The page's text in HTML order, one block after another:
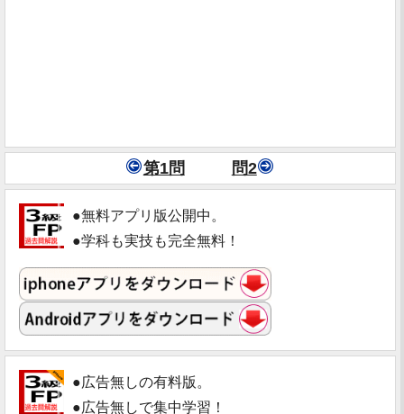
第1問 問2
●無料アプリ版公開中。
●学科も実技も完全無料！
●広告無しの有料版。
●広告無しで集中学習！